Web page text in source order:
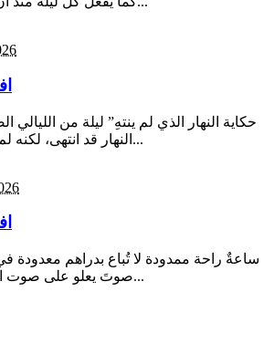
النهار قد انتهى، لكنه لم يرحل. كان هناك بقايا...
ساعةٌ راحة ممدودة لا تُباع بدراهم معدودة
صوتَ يعلو على صوت الريح الناعم، ولا حكايةَ...